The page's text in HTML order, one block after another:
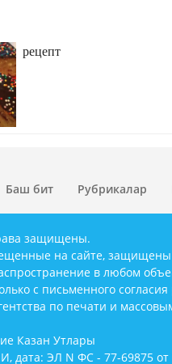
рецепт
Баш бит Рубрикалар
защищены.
на сайте, защищены
в любом
с письменного
по печати и
Казан Утлары
дата: ЭЛ N ФС - 77-69875 от